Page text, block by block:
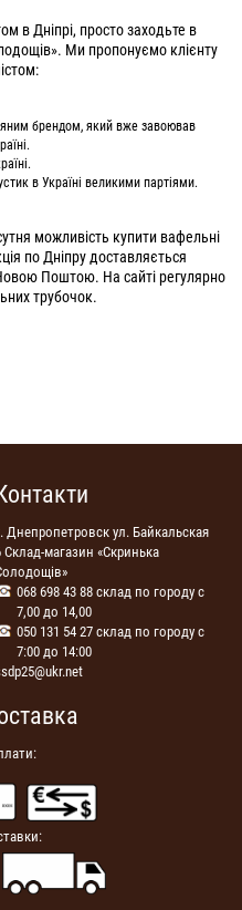
в Дніпрі, просто заходьте в
Ми пропонуємо клієнту
брендом, який вже завоював
в Україні великими партіями.
можливість купити вафельні
по Дніпру доставляється
Поштою. На сайті регулярно
трубочок.
Днепропетровск ул. Байкальская
Склад-магазин «Скринька
068 698 43 88 склад по городу с
7,00 до 14,00
050 131 54 27 склад по городу с
7:00 до 14:00